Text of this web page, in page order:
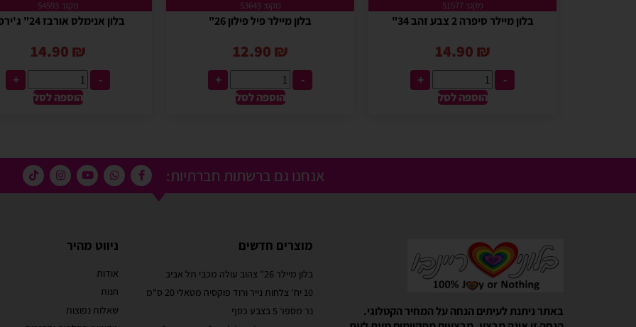
מקט: 51577
בלון מיילר סיפרה 2 צבע זהב 34"
14.90 ₪
-
+
הוספה לסל
מקט: 53649
בלון מיילר פיל פילון 26"
12.90 ₪
-
+
הוספה לסל
מקט: 54593
בלון אנימלס אורבז 24" ג'ירפה
14.90 ₪
-
+
הוספה לסל
אנחנו גם ברשתות חברתיות:
באתר ניתנת לעיתים הנחה על המחיר הקטלוגי.
מוצרים חדשים
בלון מיילר 26" צהוב עולה מכבי תל אביב
10 יח' צלחות נייר ורוד פוקסיה מטאלי 20 ס"מ
נר מספר 5 בצבע כסף
ניווט מהיר
אודות
חנות
שאלות נפוצות
בלוני ריינבאו הפכו להיות חלק קסום בבוקר
יומההולדת המשפחתי שלנו
שירות לקוחות מוצלח!